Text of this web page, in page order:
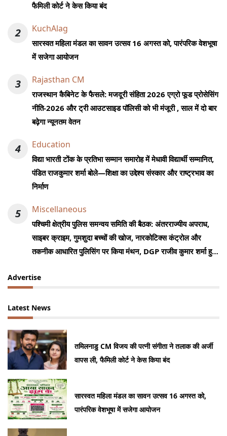
फैमिली कोर्ट ने केस किया बंद
2 KuchAlag
सारस्वत महिला मंडल का सावन उत्सव 16 अगस्त को, पारंपरिक वेशभूषा
में सजेगा आयोजन
3 Rajasthan CM
राजस्थान कैबिनेट के फैसले: मजदूरी संहिता 2026 एग्रो फूड प्रोसेसिंग
नीति-2026 और ट्री आउटसाइड पॉलिसी को भी मंजूरी , साल में दो बार
बढ़ेगा न्यूनतम वेतन
4 Education
विद्या भारती टोंक के प्रतिभा सम्मान समारोह में मेधावी विद्यार्थी सम्मानित,
पंडित राजकुमार शर्मा बोले—शिक्षा का उद्देश्य संस्कार और राष्ट्रभाव का
निर्माण
5 Miscellaneous
पश्चिमी क्षेत्रीय पुलिस समन्वय समिति की बैठक: अंतरराज्यीय अपराध,
साइबर क्राइम, गुमशुदा बच्चों की खोज, नारकोटिक्स कंट्रोल और
तकनीक आधारित पुलिसिंग पर किया मंथन, DGP राजीव कुमार शर्मा हुए
Advertise
Latest News
तमिलनाडु CM विजय की पत्नी संगीता ने तलाक की अर्जी
वापस ली, फैमिली कोर्ट ने केस किया बंद
सारस्वत महिला मंडल का सावन उत्सव 16 अगस्त को,
पारंपरिक वेशभूषा में सजेगा आयोजन